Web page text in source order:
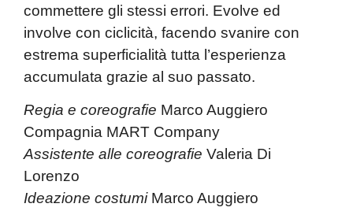
commettere gli stessi errori. Evolve ed
involve con ciclicità, facendo svanire con
estrema superficialità tutta l’esperienza
accumulata grazie al suo passato.
Regia e coreografie Marco Auggiero
Compagnia MART Company
Assistente alle coreografie Valeria Di
Lorenzo
Ideazione costumi Marco Auggiero